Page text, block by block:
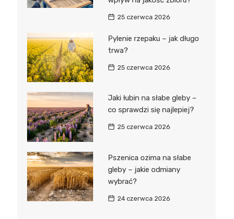
25 czerwca 2026
Pylenie rzepaku – jak długo
trwa?
25 czerwca 2026
Jaki łubin na słabe gleby –
co sprawdzi się najlepiej?
25 czerwca 2026
Pszenica ozima na słabe
gleby – jakie odmiany
wybrać?
24 czerwca 2026